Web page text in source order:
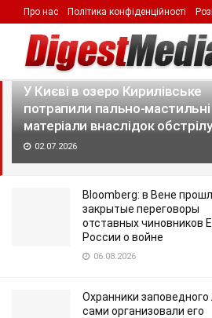
LATEST TRENDING
У Києві в озеро Кирилівське
потрапили пально-мастильні
матеріали внаслідок
02.07.2026
Bloomberg: в Вене
закрытые переговоры
отставных чиновников
России о войне
06.08.2026
Охранники заповедного
сами организовали его
Про нас Політика конфіденційності